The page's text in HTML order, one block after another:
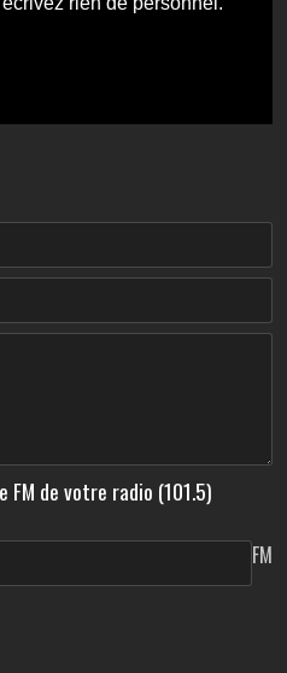
de votre radio (101.5)
FM